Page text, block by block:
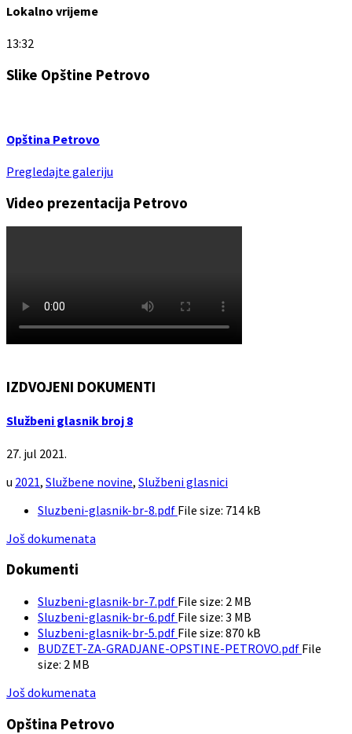
Lokalno vrijeme
13:32
Slike Opštine Petrovo
Opština Petrovo
Pregledajte galeriju
Video prezentacija Petrovo
IZDVOJENI DOKUMENTI
Službeni glasnik broj 8
27. jul 2021.
u 2021, Službene novine, Službeni glasnici
Sluzbeni-glasnik-br-8.pdf File size: 714 kB
Još dokumenata
Dokumenti
Sluzbeni-glasnik-br-7.pdf File size: 2 MB
Sluzbeni-glasnik-br-6.pdf File size: 3 MB
Sluzbeni-glasnik-br-5.pdf File size: 870 kB
BUDZET-ZA-GRADJANE-OPSTINE-PETROVO.pdf File
size: 2 MB
Još dokumenata
Opština Petrovo